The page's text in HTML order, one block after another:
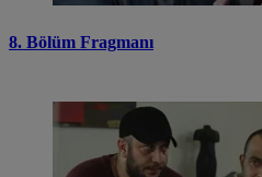
8. Bölüm Fragmanı